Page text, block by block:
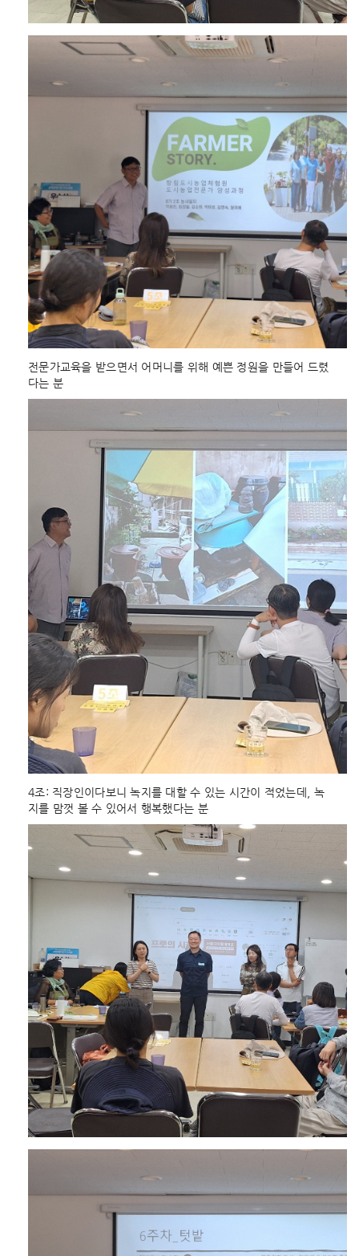
전문가교육을 받으면서 어머니를 위해 예쁜 정원을 만들어 드렸
다는 분
4조: 직장인이다보니 녹지를 대할 수 있는 시간이 적었는데, 녹
지를 맘껏 볼 수 있어서 행복했다는 분